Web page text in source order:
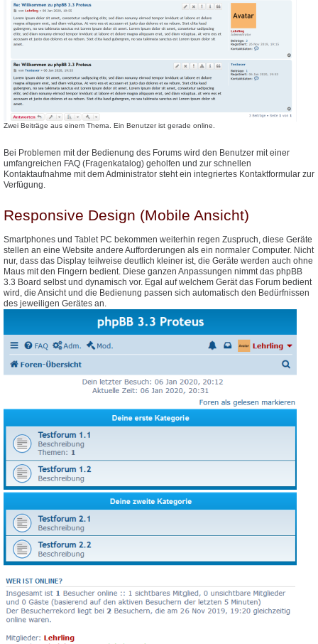
Zwei Beiträge aus einem Thema. Ein Benutzer ist gerade online.
Bei Problemen mit der Bedienung des Forums wird den Benutzer mit einer
umfangreichen FAQ (Fragenkatalog) geholfen und zur schnellen
Kontaktaufnahme mit dem Administrator steht ein integriertes Kontaktformular zur
Verfügung.
Responsive Design (Mobile Ansicht)
Smartphones und Tablet PC bekommen weiterhin regen Zuspruch, diese Geräte
stellen an eine Website andere Aufforderungen als ein normaler Computer. Nicht
nur, dass das Display teilweise deutlich kleiner ist, die Geräte werden auch ohne
Maus mit den Fingern bedient. Diese ganzen Anpassungen nimmt das phpBB
3.3 Board selbst und dynamisch vor. Egal auf welchem Gerät das Forum bedient
wird, die Ansicht und die Bedienung passen sich automatisch den Bedürfnissen
des jeweiligen Gerätes an.